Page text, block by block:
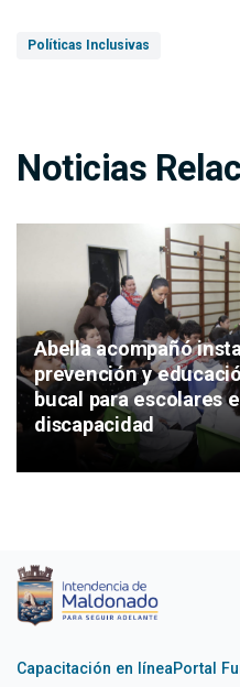
Políticas Inclusivas
Noticias
Abella acompañó
prevención y
bucal para escolares
discapacidad
Capacitación en líneaPortal